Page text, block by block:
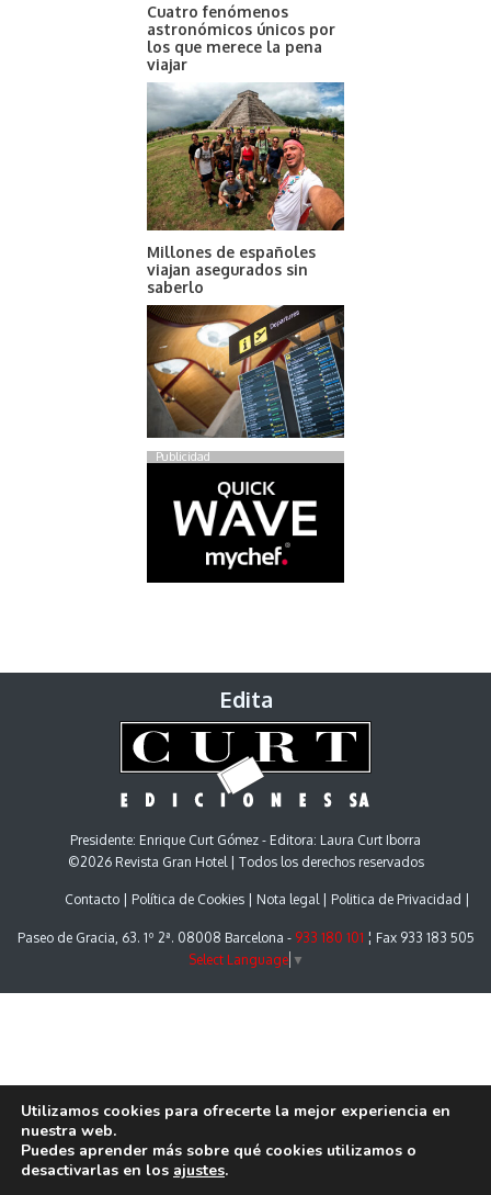
Cuatro fenómenos
astronómicos únicos por
los que merece la pena
viajar
Millones de españoles
viajan asegurados sin
saberlo
Publicidad
Edita
Presidente: Enrique Curt Gómez - Editora: Laura Curt Iborra
©2026 Revista Gran Hotel | Todos los derechos reservados
Contacto Política de Cookies Nota legal Politica de Privacidad
Paseo de Gracia, 63. 1º 2ª. 08008 Barcelona - 933 180 101 ¦ Fax 933 183 505
Select Language ▼
Utilizamos cookies para ofrecerte la mejor experiencia en
nuestra web.
Puedes aprender más sobre qué cookies utilizamos o
desactivarlas en los ajustes.